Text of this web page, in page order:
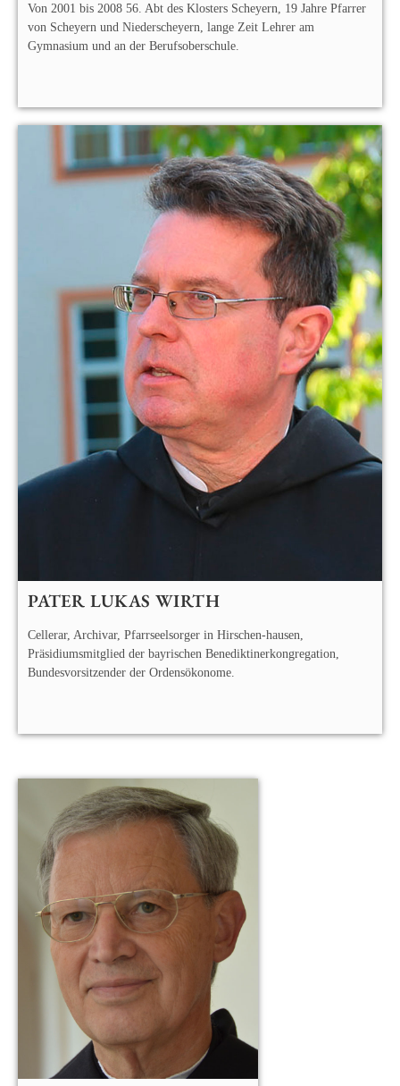
Von 2001 bis 2008 56. Abt des Klosters Scheyern, 19 Jahre Pfarrer
von Scheyern und Niederscheyern, lange Zeit Lehrer am
Gymnasium und an der Berufsoberschule.
PATER LUKAS WIRTH
Cellerar, Archivar, Pfarrseelsorger in Hirschen-hausen,
Präsidiumsmitglied der bayrischen Benediktinerkongregation,
Bundesvorsitzender der Ordensökonome.